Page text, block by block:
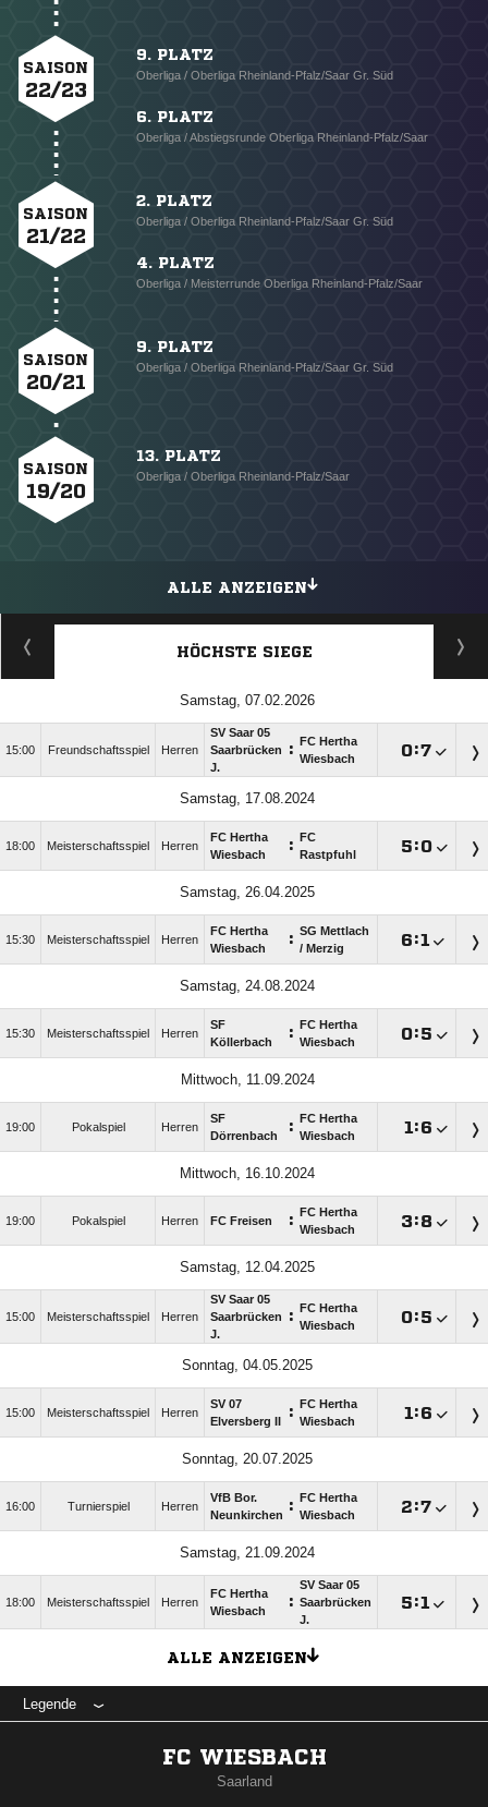
SAISON
22/23
9. PLATZ
Oberliga / Oberliga Rheinland-Pfalz/Saar Gr. Süd
6. PLATZ
Oberliga / Abstiegsrunde Oberliga Rheinland-Pfalz/Saar
SAISON
21/22
2. PLATZ
Oberliga / Oberliga Rheinland-Pfalz/Saar Gr. Süd
4. PLATZ
Oberliga / Meisterrunde Oberliga Rheinland-Pfalz/Saar
SAISON
20/21
9. PLATZ
Oberliga / Oberliga Rheinland-Pfalz/Saar Gr. Süd
SAISON
19/20
13. PLATZ
Oberliga / Oberliga Rheinland-Pfalz/Saar
ALLE ANZEIGEN
HÖCHSTE SIEGE
Samstag, 07.02.2026
15:00 Freundschaftsspiel Herren
SV Saar 05
Saarbrücken
J.
:
FC Hertha
Wiesbach
:
Samstag, 17.08.2024
18:00 Meisterschaftsspiel Herren
FC Hertha
Wiesbach
:
FC
Rastpfuhl
:
Samstag, 26.04.2025
15:30 Meisterschaftsspiel Herren
FC Hertha
Wiesbach
: SG Mettlach
/​ Merzig
:
Samstag, 24.08.2024
15:30 Meisterschaftsspiel Herren
SF
Köllerbach
:
FC Hertha
Wiesbach
:
Mittwoch, 11.09.2024
19:00 Pokalspiel Herren
SF
Dörrenbach
:
FC Hertha
Wiesbach
:
Mittwoch, 16.10.2024
19:00 Pokalspiel Herren FC Freisen :
FC Hertha
Wiesbach
:
Samstag, 12.04.2025
15:00 Meisterschaftsspiel Herren
SV Saar 05
Saarbrücken
J.
:
FC Hertha
Wiesbach
:
Sonntag, 04.05.2025
15:00 Meisterschaftsspiel Herren
SV 07
Elversberg II
:
FC Hertha
Wiesbach
:
Sonntag, 20.07.2025
16:00 Turnierspiel Herren
VfB Bor.
Neunkirchen :
FC Hertha
Wiesbach
:
Samstag, 21.09.2024
18:00 Meisterschaftsspiel Herren
FC Hertha
Wiesbach
:
SV Saar 05
Saarbrücken
J.
:
ALLE ANZEIGEN
Legende
FC WIESBACH
Saarland